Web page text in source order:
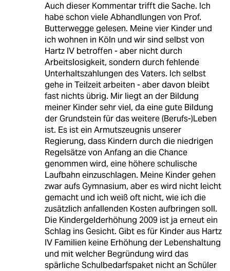
Auch dieser Kommentar trifft die Sache. Ich
habe schon viele Abhandlungen von Prof.
Butterwegge gelesen. Meine vier Kinder und
ich wohnen in Köln und wir sind selbst von
Hartz IV betroffen - aber nicht durch
Arbeitslosigkeit, sondern durch fehlende
Unterhaltszahlungen des Vaters. Ich selbst
gehe in Teilzeit arbeiten - aber davon bleibt
fast nichts übrig. Mir liegt an der Bildung
meiner Kinder sehr viel, da eine gute Bildung
der Grundstein für das weitere (Berufs-)Leben
ist. Es ist ein Armutszeugnis unserer
Regierung, dass Kindern durch die niedrigen
Regelsätze von Anfang an die Chance
genommen wird, eine höhere schulische
Laufbahn einzuschlagen. Meine Kinder gehen
zwar aufs Gymnasium, aber es wird nicht leicht
gemacht und ich weiß oft nicht, wie ich die
zusätzlich anfallenden Kosten aufbringen soll.
Die Kindergelderhöhung 2009 ist ja erneut ein
Schlag ins Gesicht. Gibt es für Kinder aus Hartz
IV Familien keine Erhöhung der Lebenshaltung
und mit welcher Begründung wird das
spärliche Schulbedarfspaket nicht an Schüler